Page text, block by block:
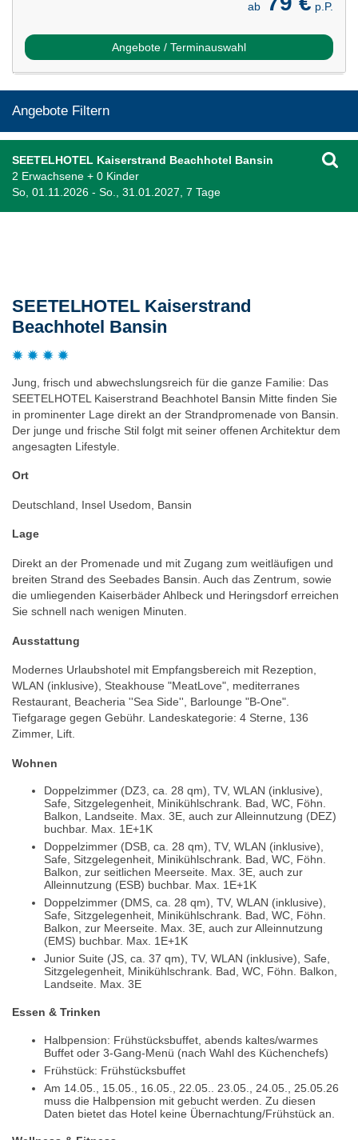
ab p.P.
Angebote / Terminauswahl
Angebote Filtern
SEETELHOTEL Kaiserstrand Beachhotel Bansin
2 Erwachsene + 0 Kinder
So, 01.11.2026 - So., 31.01.2027, 7 Tage
SEETELHOTEL Kaiserstrand
Beachhotel Bansin
Jung, frisch und abwechslungsreich für die ganze Familie: Das
SEETELHOTEL Kaiserstrand Beachhotel Bansin Mitte finden Sie
in prominenter Lage direkt an der Strandpromenade von Bansin.
Der junge und frische Stil folgt mit seiner offenen Architektur dem
angesagten Lifestyle.
Ort
Deutschland, Insel Usedom, Bansin
Lage
Direkt an der Promenade und mit Zugang zum weitläufigen und
breiten Strand des Seebades Bansin. Auch das Zentrum, sowie
die umliegenden Kaiserbäder Ahlbeck und Heringsdorf erreichen
Sie schnell nach wenigen Minuten.
Ausstattung
Modernes Urlaubshotel mit Empfangsbereich mit Rezeption,
WLAN (inklusive), Steakhouse "MeatLove", mediterranes
Restaurant, Beacheria ''Sea Side'', Barlounge "B-One".
Tiefgarage gegen Gebühr. Landeskategorie: 4 Sterne, 136
Zimmer, Lift.
Wohnen
Doppelzimmer (DZ3, ca. 28 qm), TV, WLAN (inklusive),
Safe, Sitzgelegenheit, Minikühlschrank. Bad, WC, Föhn.
Balkon, Landseite. Max. 3E, auch zur Alleinnutzung (DEZ)
buchbar. Max. 1E+1K
Doppelzimmer (DSB, ca. 28 qm), TV, WLAN (inklusive),
Safe, Sitzgelegenheit, Minikühlschrank. Bad, WC, Föhn.
Balkon, zur seitlichen Meerseite. Max. 3E, auch zur
Alleinnutzung (ESB) buchbar. Max. 1E+1K
Doppelzimmer (DMS, ca. 28 qm), TV, WLAN (inklusive),
Safe, Sitzgelegenheit, Minikühlschrank. Bad, WC, Föhn.
Balkon, zur Meerseite. Max. 3E, auch zur Alleinnutzung
(EMS) buchbar. Max. 1E+1K
Junior Suite (JS, ca. 37 qm), TV, WLAN (inklusive), Safe,
Sitzgelegenheit, Minikühlschrank. Bad, WC, Föhn. Balkon,
Landseite. Max. 3E
Essen & Trinken
Halbpension: Frühstücksbuffet, abends kaltes/warmes
Buffet oder 3-Gang-Menü (nach Wahl des Küchenchefs)
Frühstück: Frühstücksbuffet
Am 14.05., 15.05., 16.05., 22.05.. 23.05., 24.05., 25.05.26
muss die Halbpension mit gebucht werden. Zu diesen
Daten bietet das Hotel keine Übernachtung/Frühstück an.